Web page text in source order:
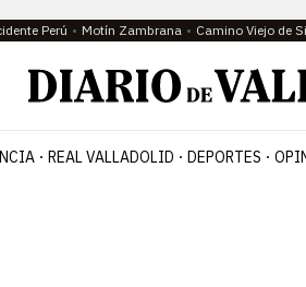
Perú Motín Zambrana Camino Viejo de
REAL VALLADOLID DEPORTES